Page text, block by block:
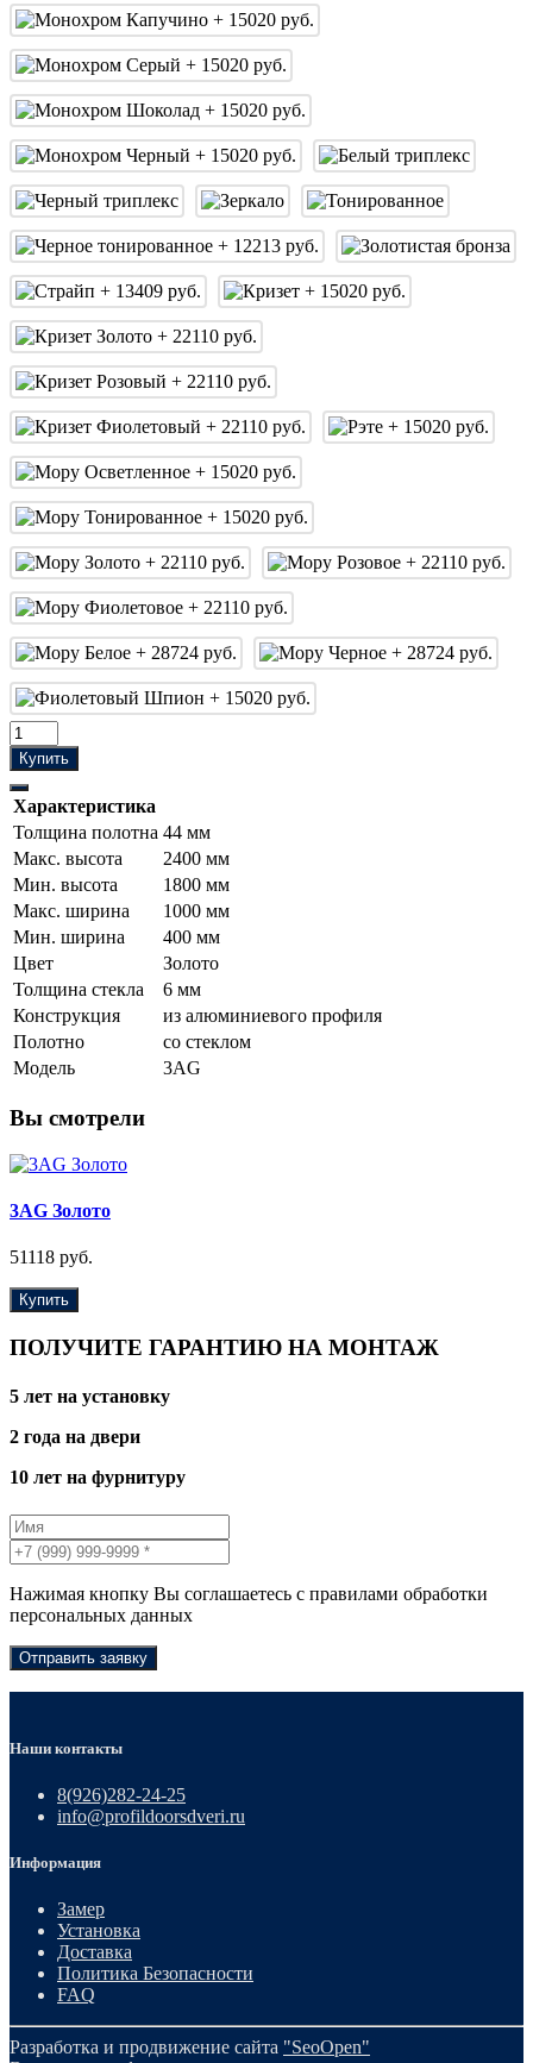
Купить
Характеристика
Толщина полотна 44 мм
Макс. высота
2400 мм
Мин. высота
1800 мм
Макс. ширина
1000 мм
Мин. ширина
400 мм
Цвет
Золото
Толщина стекла
6 мм
Конструкция
из алюминиевого профиля
Полотно
со стеклом
Модель
3AG
Вы смотрели
3AG Золото
51118 руб.
Купить
ПОЛУЧИТЕ ГАРАНТИЮ НА МОНТАЖ
5 лет на установку
2 года на двери
10 лет на фурнитуру
Нажимая кнопку Вы соглашаетесь с правилами обработки
персональных данных
Отправить заявку
Наши контакты
8(926)282-24-25
info@profildoorsdveri.ru
Информация
Замер
Установка
Доставка
Политика Безопасности
FAQ
Разработка и продвижение сайта "SeoOpen"